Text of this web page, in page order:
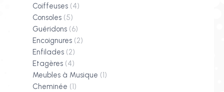
Coiffeuses (4)
Consoles (5)
Guéridons (6)
Encoignures (2)
Enfilades (2)
Etagères (4)
Meubles à Musique (1)
Cheminée (1)